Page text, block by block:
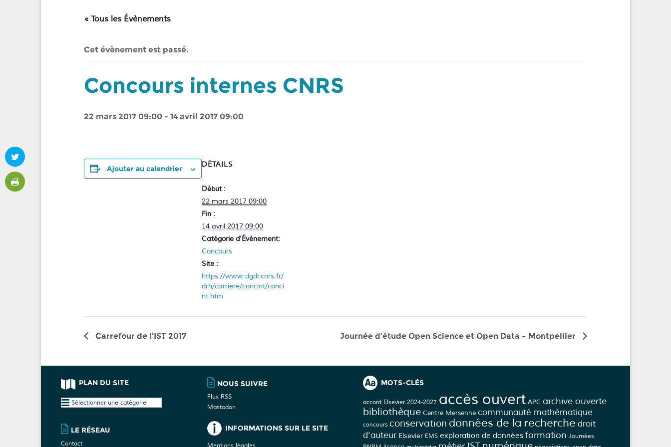
« Tous les Évènements
Cet évènement est passé.
Concours internes CNRS
22 mars 2017 09:00 - 14 avril 2017 09:00
Ajouter au calendrier DÉTAILS
Début :
22 mars 2017 09:00
Fin :
14 avril 2017 09:00
Catégorie d’Évènement:
Concours
Site :
https://www.dgdr.cnrs.fr/
drh/carriere/concint/conci
nt.htm
Carrefour de l’IST 2017 Journée d’étude Open Science et Open Data – Montpellier
PLAN DU SITE
Plan
site
LE RÉSEAU
Contact
NOUS SUIVRE
Flux RSS
Mastodon
INFORMATIONS SUR LE SITE
MOTS-CLÉS
accord Elsevier 2024-2027 accès ouvert APC archive ouverte
bibliothèque Centre Mersenne communauté mathématique
concours conservation données de la recherche droit
d'auteur Elsevier EMS exploration de données formation Journées